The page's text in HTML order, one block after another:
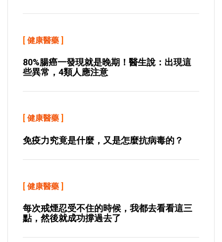
[ 健康醫藥 ]
80%腸癌一發現就是晚期！醫生說：出現這
些異常，4類人應注意
[ 健康醫藥 ]
免疫力究竟是什麼，又是怎麼抗病毒的？
[ 健康醫藥 ]
每次戒煙忍受不住的時候，我都去看看這三
點，然後就成功撐過去了